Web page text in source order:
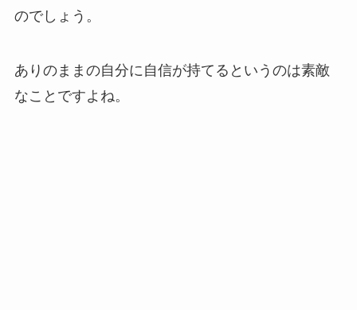
のでしょう。
ありのままの自分に自信が持てるというのは素敵
なことですよね。